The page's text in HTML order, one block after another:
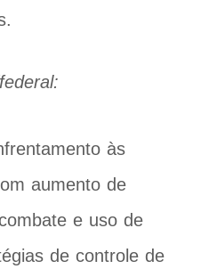
às
aumento de
e uso de
de controle de